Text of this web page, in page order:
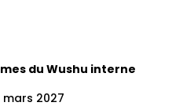
du Wushu interne
mars 2027